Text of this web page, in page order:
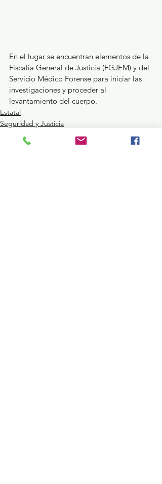
En el lugar se encuentran elementos de la
Fiscalía General de Justicia (FGJEM) y del
Servicio Médico Forense para iniciar las
investigaciones y proceder al
levantamiento del cuerpo.
Estatal
Seguridad y Justicia
Nacional